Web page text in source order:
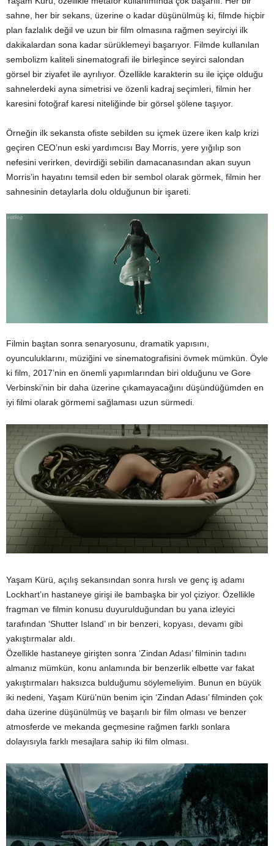
sahne, her bir sekans, üzerine o kadar düşünülmüş ki, filmde hiçbir
plan fazlalık değil ve uzun bir film olmasına rağmen seyirciyi ilk
dakikalardan sona kadar sürüklemeyi başarıyor. Filmde kullanılan
sembolizm kaliteli sinematografi ile birleşince seyirci salondan
görsel bir ziyafet ile ayrılıyor. Özellikle karakterin su ile içiçe olduğu
sahnelerdeki ayna simetrisi ve özenli kadraj seçimleri, filmin her
karesini fotoğraf karesi niteliğinde bir görsel şölene taşıyor.
Örneğin ilk sekansta ofiste sebilden su içmek üzere iken kalp krizi
geçiren CEO’nun eski yardımcısı Bay Morris, yere yığılıp son
nefesini verirken, devirdiği sebilin damacanasından akan suyun
Morris’in hayatını temsil eden bir sembol olarak görmek, filmin her
sahnesinin detaylarla dolu olduğunun bir işareti.
Filmin baştan sonra senaryosunu, dramatik yapısını,
oyunculuklarını, müziğini ve sinematografisini övmek mümkün. Öyle
ki film, 2017’nin en önemli yapımlarından biri olduğunu ve Gore
Verbinski’nin bir daha üzerine çıkamayacağını düşündüğümden en
iyi filmi olarak görmemi sağlaması uzun sürmedi.
Yaşam Kürü, açılış sekansından sonra hırslı ve genç iş adamı
Lockhart’ın hastaneye girişi ile bambaşka bir yol çiziyor. Özellikle
fragman ve filmin konusu duyurulduğundan bu yana izleyici
tarafından ‘Shutter Island’ ın bir benzeri, kopyası, devamı gibi
yakıştırmalar aldı.
Özellikle hastaneye girişten sonra ‘Zindan Adası’ filminin tadını
almanız mümkün, konu anlamında bir benzerlik elbette var fakat
yakıştırmaları haksızca bulduğumu söylemeliyim. Bunun en büyük
iki nedeni, Yaşam Kürü’nün benim için ‘Zindan Adası’ filminden çok
daha üzerine düşünülmüş ve başarılı bir film olması ve benzer
atmosferde ve mekanda geçmesine rağmen farklı sonlara
dolayısıyla farklı mesajlara sahip iki film olması.